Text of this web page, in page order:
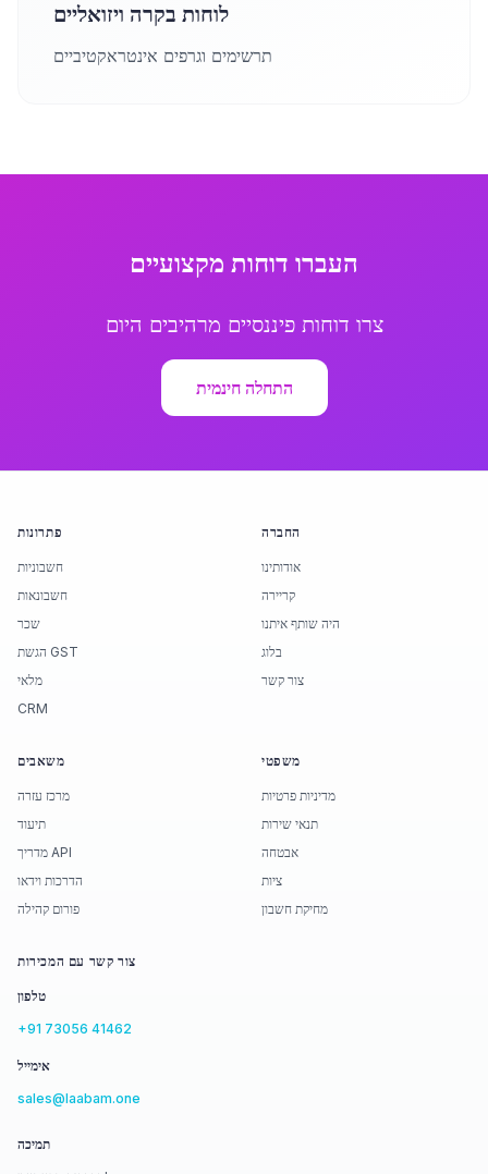
לוחות בקרה ויזואליים
תרשימים וגרפים אינטראקטיביים
העברו דוחות מקצועיים
צרו דוחות פיננסיים מרהיבים היום
התחלה חינמית
פתרונות
חשבוניות
חשבונאות
שכר
הגשת GST
מלאי
CRM
החברה
אודותינו
קריירה
היה שותף איתנו
בלוג
צור קשר
משאבים
מרכז עזרה
תיעוד
מדריך API
הדרכות וידאו
פורום קהילה
משפטי
מדיניות פרטיות
תנאי שירות
אבטחה
ציות
מחיקת חשבון
צור קשר עם המכירות
טלפון
+91 73056 41462
אימייל
sales@laabam.one
תמיכה